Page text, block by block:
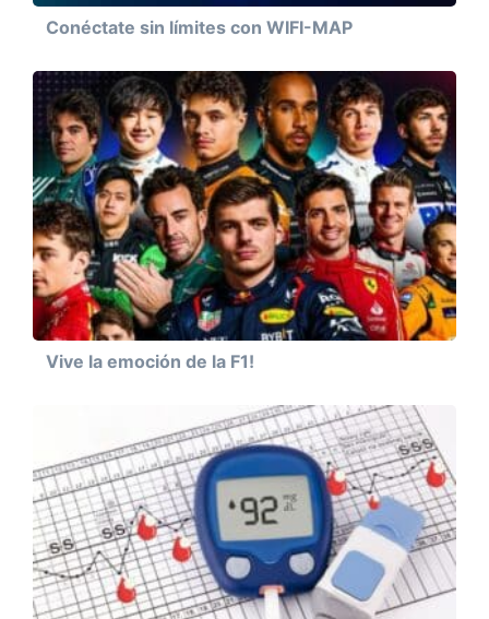
Conéctate sin límites con WIFI-MAP
Vive la emoción de la F1!